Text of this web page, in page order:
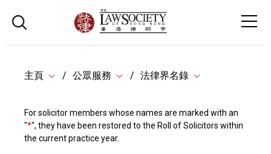
主頁 公眾服務 法律界名錄
For solicitor members whose names are marked with an
"*", they have been restored to the Roll of Solicitors within
the current practice year.